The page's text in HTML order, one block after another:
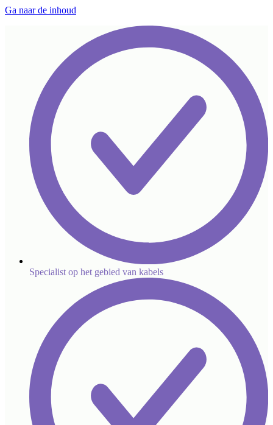
Ga naar de inhoud
Specialist op het gebied van kabels